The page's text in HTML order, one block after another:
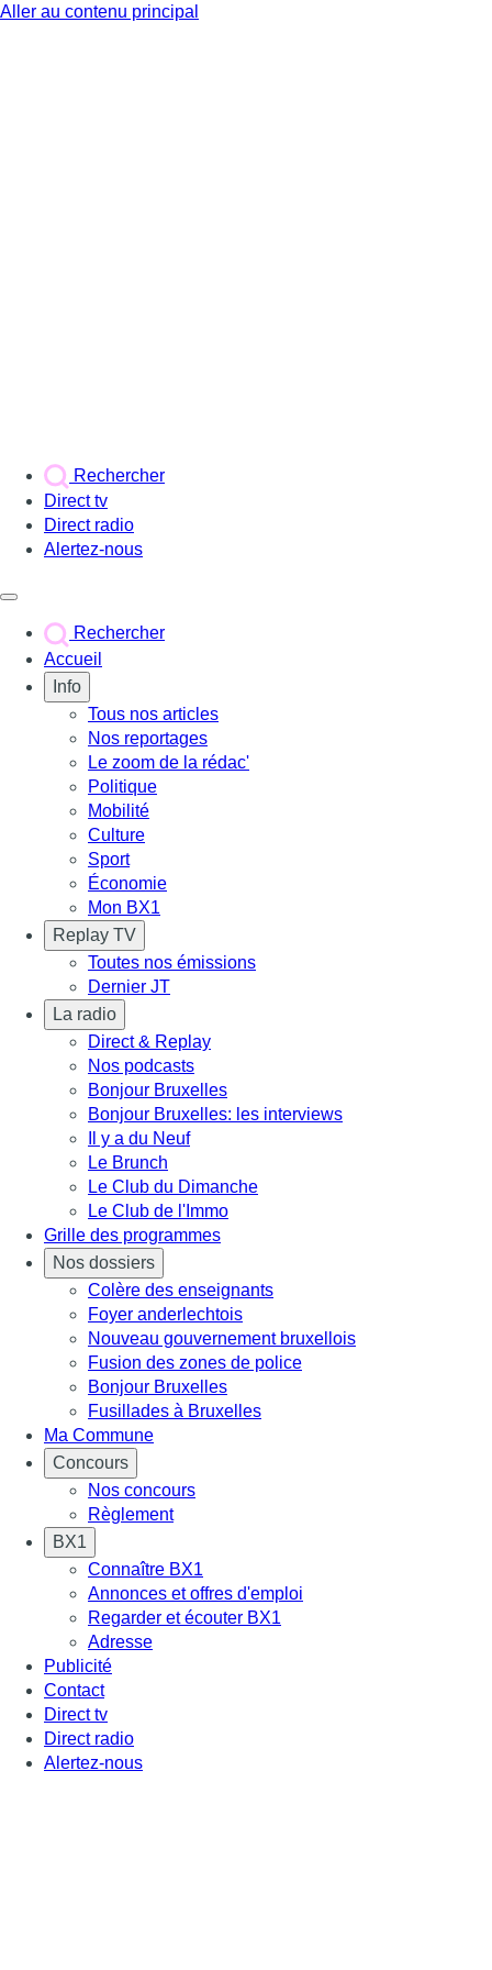
Aller au contenu principal
Rechercher
Direct tv
Direct radio
Alertez-nous
Rechercher
Accueil
Info
Tous nos articles
Nos reportages
Le zoom de la rédac'
Politique
Mobilité
Culture
Sport
Économie
Mon BX1
Replay TV
Toutes nos émissions
Dernier JT
La radio
Direct & Replay
Nos podcasts
Bonjour Bruxelles
Bonjour Bruxelles: les interviews
Il y a du Neuf
Le Brunch
Le Club du Dimanche
Le Club de l'Immo
Grille des programmes
Nos dossiers
Colère des enseignants
Foyer anderlechtois
Nouveau gouvernement bruxellois
Fusion des zones de police
Bonjour Bruxelles
Fusillades à Bruxelles
Ma Commune
Concours
Nos concours
Règlement
BX1
Connaître BX1
Annonces et offres d'emploi
Regarder et écouter BX1
Adresse
Publicité
Contact
Direct tv
Direct radio
Alertez-nous